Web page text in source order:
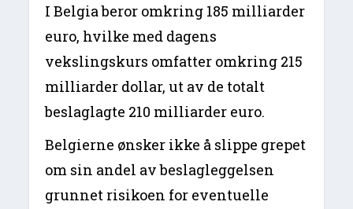
I Belgia beror omkring 185 milliarder
euro, hvilke med dagens
vekslingskurs omfatter omkring 215
milliarder dollar, ut av de totalt
beslaglagte 210 milliarder euro.
Belgierne ønsker ikke å slippe grepet
om sin andel av beslagleggelsen
grunnet risikoen for eventuelle